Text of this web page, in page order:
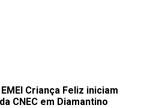
Criança Feliz iniciam
CNEC em Diamantino